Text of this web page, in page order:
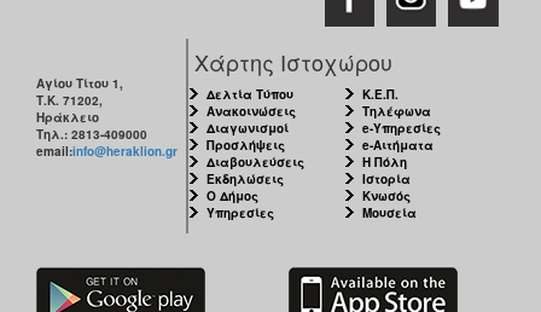
Αγίου Τίτου 1,
Τ.Κ. 71202,
Ηράκλειο
Τηλ.: 2813-409000
email:info@heraklion.gr
Χάρτης Ιστοχώρου
Δελτία Τύπου
Ανακοινώσεις
Διαγωνισμοί
Προσλήψεις
Διαβουλεύσεις
Εκδηλώσεις
Ο Δήμος
Υπηρεσίες
Κ.Ε.Π.
Τηλέφωνα
e-Υπηρεσίες
e-Αιτήματα
Η Πόλη
Ιστορία
Κνωσός
Μουσεία